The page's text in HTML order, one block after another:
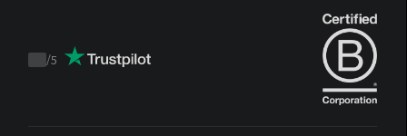
Trustpilot
/5